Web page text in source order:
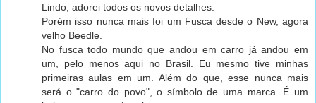
Lindo, adorei todos os novos detalhes.
Porém isso nunca mais foi um Fusca desde o New, agora
velho Beedle.
No fusca todo mundo que andou em carro já andou em
um, pelo menos aqui no Brasil. Eu mesmo tive minhas
primeiras aulas em um. Além do que, esse nunca mais
será o "carro do povo", o símbolo de uma marca. É um